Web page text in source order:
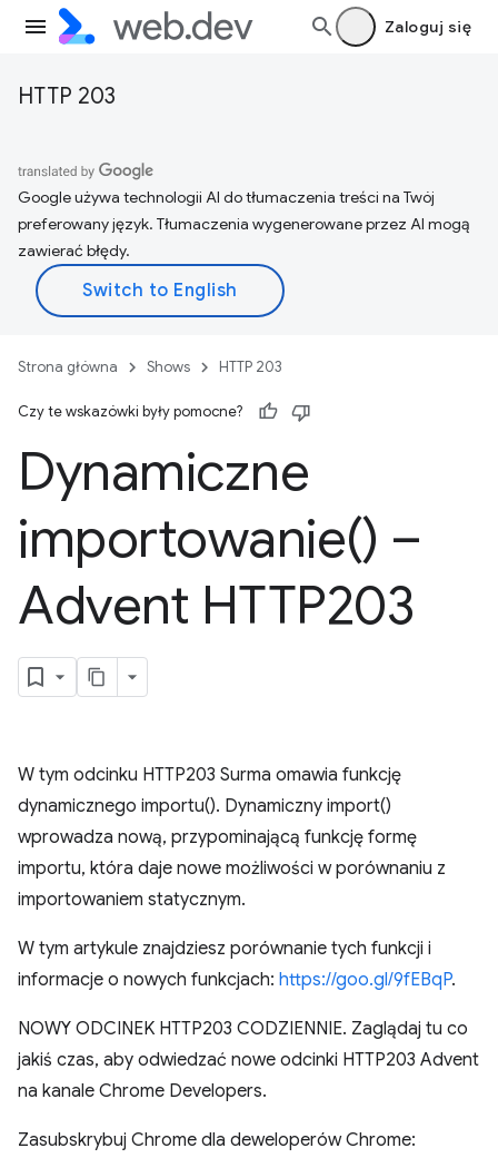
Zaloguj się
HTTP 203
Google używa technologii AI do tłumaczenia treści na Twój
preferowany język. Tłumaczenia wygenerowane przez AI mogą
zawierać błędy.
Strona główna Shows HTTP 203
Czy te wskazówki były pomocne?
Dynamiczne
importowanie() –
Advent HTTP203
W tym odcinku HTTP203 Surma omawia funkcję
dynamicznego importu(). Dynamiczny import()
wprowadza nową, przypominającą funkcję formę
importu, która daje nowe możliwości w porównaniu z
importowaniem statycznym.
W tym artykule znajdziesz porównanie tych funkcji i
informacje o nowych funkcjach: https://goo.gl/9fEBqP.
NOWY ODCINEK HTTP203 CODZIENNIE. Zaglądaj tu co
jakiś czas, aby odwiedzać nowe odcinki HTTP203 Advent
na kanale Chrome Developers.
Zasubskrybuj Chrome dla deweloperów Chrome: